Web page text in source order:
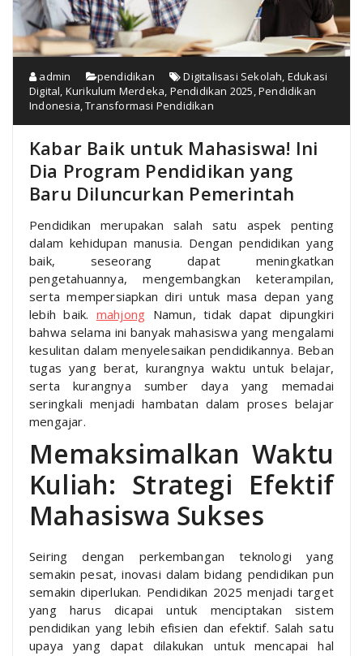
admin pendidikan Digitalisasi Sekolah, Edukasi
Digital, Kurikulum Merdeka, Pendidikan 2025,Pendidikan
Indonesia,Transformasi Pendidikan
Kabar Baik untuk Mahasiswa! Ini
Dia Program Pendidikan yang
Baru Diluncurkan Pemerintah
Pendidikan merupakan salah satu aspek penting
dalam kehidupan manusia. Dengan pendidikan yang
baik, seseorang dapat meningkatkan
pengetahuannya, mengembangkan keterampilan,
serta mempersiapkan diri untuk masa depan yang
lebih baik. mahjong Namun, tidak dapat dipungkiri
bahwa selama ini banyak mahasiswa yang mengalami
kesulitan dalam menyelesaikan pendidikannya. Beban
tugas yang berat, kurangnya waktu untuk belajar,
serta kurangnya sumber daya yang memadai
seringkali menjadi hambatan dalam proses belajar
mengajar.
Memaksimalkan Waktu
Kuliah: Strategi Efektif
Mahasiswa Sukses
Seiring dengan perkembangan teknologi yang
semakin pesat, inovasi dalam bidang pendidikan pun
semakin diperlukan. Pendidikan 2025 menjadi target
yang harus dicapai untuk menciptakan sistem
pendidikan yang lebih efisien dan efektif. Salah satu
upaya yang dapat dilakukan untuk mencapai hal